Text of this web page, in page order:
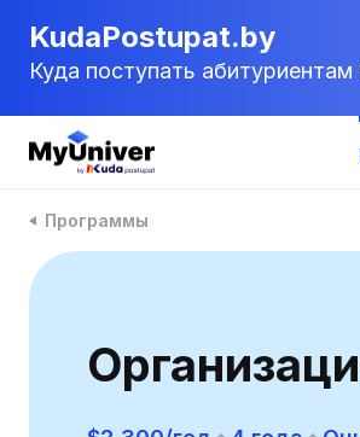
KudaPostupat.by
Куда поступать абитуриентам
Программы